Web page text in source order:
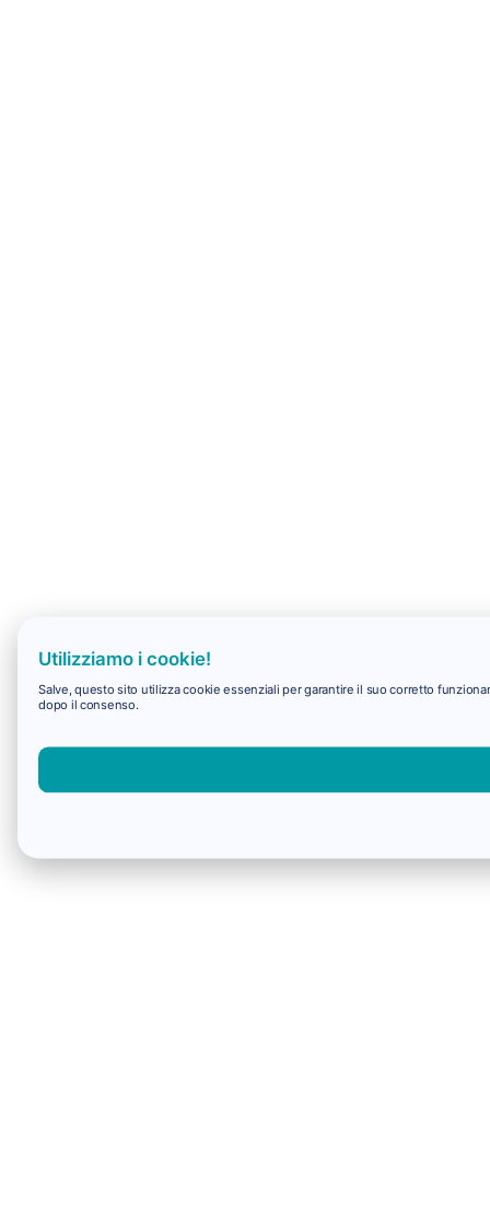
Utilizziamo i cookie!
Salve, questo sito utilizza cookie essenziali per garantire il suo corretto
dopo il consenso.